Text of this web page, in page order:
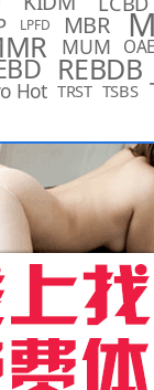
LPFD MBR
MUM OAE
REBDB
Hot TRST TSBS